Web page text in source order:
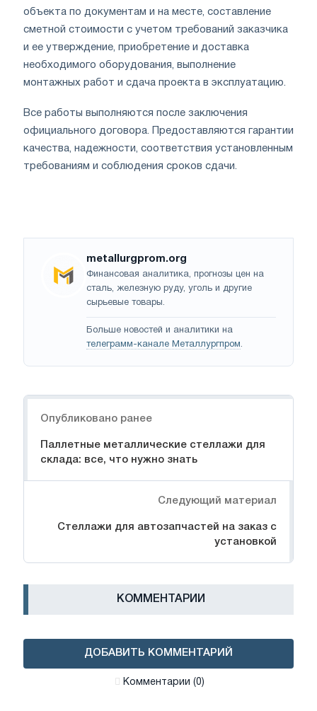
объекта по документам и на месте, составление
сметной стоимости с учетом требований заказчика
и ее утверждение, приобретение и доставка
необходимого оборудования, выполнение
монтажных работ и сдача проекта в эксплуатацию.
Все работы выполняются после заключения
официального договора. Предоставляются гарантии
качества, надежности, соответствия установленным
требованиям и соблюдения сроков сдачи.
metallurgprom.org
Финансовая аналитика, прогнозы цен на
сталь, железную руду, уголь и другие
сырьевые товары.
Больше новостей и аналитики на
телеграмм-канале Металлургпром.
Опубликовано ранее
Паллетные металлические стеллажи для
склада: все, что нужно знать
Следующий материал
Стеллажи для автозапчастей на заказ с
установкой
КОММЕНТАРИИ
ДОБАВИТЬ КОММЕНТАРИЙ
Комментарии (0)